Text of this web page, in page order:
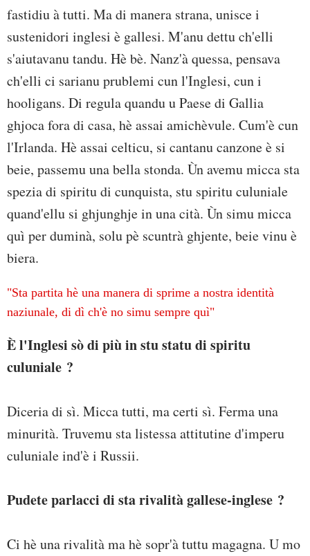
fastidiu à tutti. Ma di manera strana, unisce i
sustenidori inglesi è gallesi. M'anu dettu ch'elli
s'aiutavanu tandu. Hè bè. Nanz'à quessa, pensava
ch'elli ci sarianu prublemi cun l'Inglesi, cun i
hooligans. Di regula quandu u Paese di Gallia
ghjoca fora di casa, hè assai amichèvule. Cum'è cun
l'Irlanda. Hè assai celticu, si cantanu canzone è si
beie, passemu una bella stonda. Ùn avemu micca sta
spezia di spiritu di cunquista, stu spiritu culuniale
quand'ellu si ghjunghje in una cità. Ùn simu micca
quì per duminà, solu pè scuntrà ghjente, beie vinu è
biera.
"Sta partita hè una manera di sprime a nostra identità
naziunale, di dì ch'è no simu sempre quì"
È l'Inglesi sò di più in stu statu di spiritu
culuniale ?
Diceria di sì. Micca tutti, ma certi sì. Ferma una
minurità. Truvemu sta listessa attitutine d'imperu
culuniale ind'è i Russii.
Pudete parlacci di sta rivalità gallese-inglese ?
Ci hè una rivalità ma hè sopr'à tuttu magagna. U mo